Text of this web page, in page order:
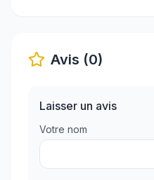
Avis (0)
Laisser un avis
Votre nom